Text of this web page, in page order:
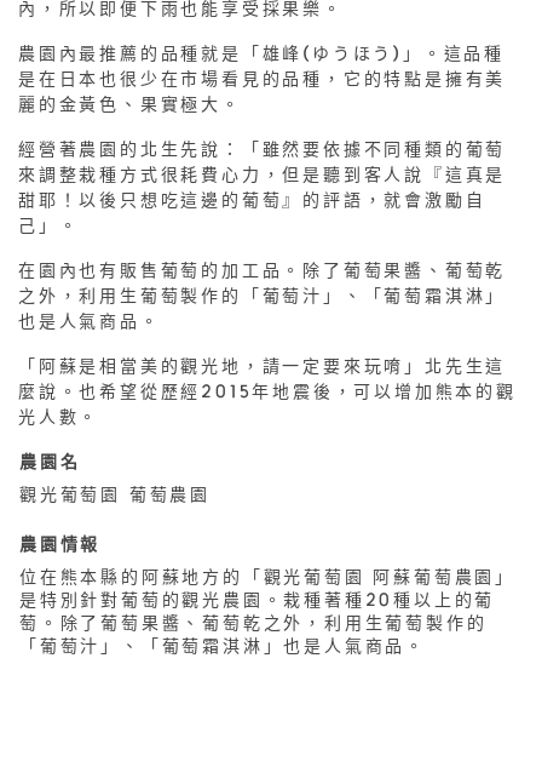
內，所以即便下雨也能享受採果樂。
農園內最推薦的品種就是「雄峰(ゆうほう)」。這品種
是在日本也很少在市場看見的品種，它的特點是擁有美
麗的金黃色、果實極大。
經營著農園的北生先說：「雖然要依據不同種類的葡萄
來調整栽種方式很耗費心力，但是聽到客人說『這真是
甜耶！以後只想吃這邊的葡萄』的評語，就會激勵自
己」。
在園內也有販售葡萄的加工品。除了葡萄果醬、葡萄乾
之外，利用生葡萄製作的「葡萄汁」、「葡萄霜淇淋」
也是人氣商品。
「阿蘇是相當美的觀光地，請一定要來玩唷」北先生這
麼說。也希望從歷經2015年地震後，可以增加熊本的觀
光人數。
農園名
觀光葡萄園 葡萄農園
農園情報
位在熊本縣的阿蘇地方的「觀光葡萄園 阿蘇葡萄農園」
是特別針對葡萄的觀光農園。栽種著種20種以上的葡
萄。除了葡萄果醬、葡萄乾之外，利用生葡萄製作的
「葡萄汁」、「葡萄霜淇淋」也是人氣商品。